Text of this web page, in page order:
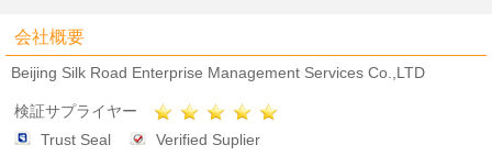
会社概要
Beijing Silk Road Enterprise Management Services Co.,LTD
検証サプライヤー
Trust Seal
Verified Suplier